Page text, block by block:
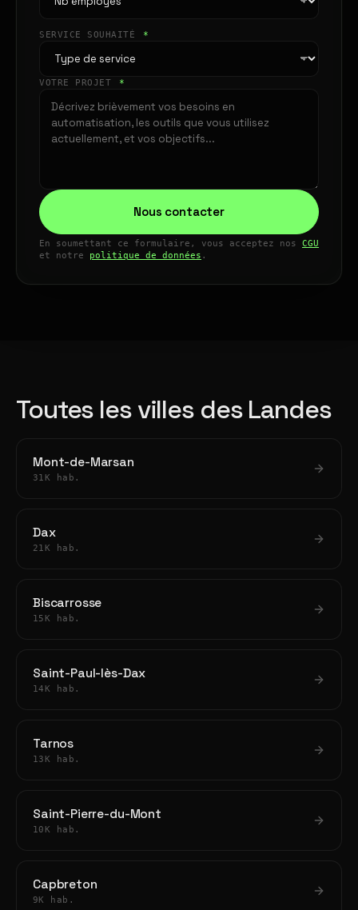
SERVICE SOUHAITÉ *
VOTRE PROJET *
Nous contacter
En soumettant ce formulaire, vous acceptez nos CGU
et notre politique de données .
Toutes les villes des Landes
Mont-de-Marsan
31K hab.
Dax
21K hab.
Biscarrosse
15K hab.
Saint-Paul-lès-Dax
14K hab.
Tarnos
13K hab.
Saint-Pierre-du-Mont
10K hab.
Capbreton
9K hab.